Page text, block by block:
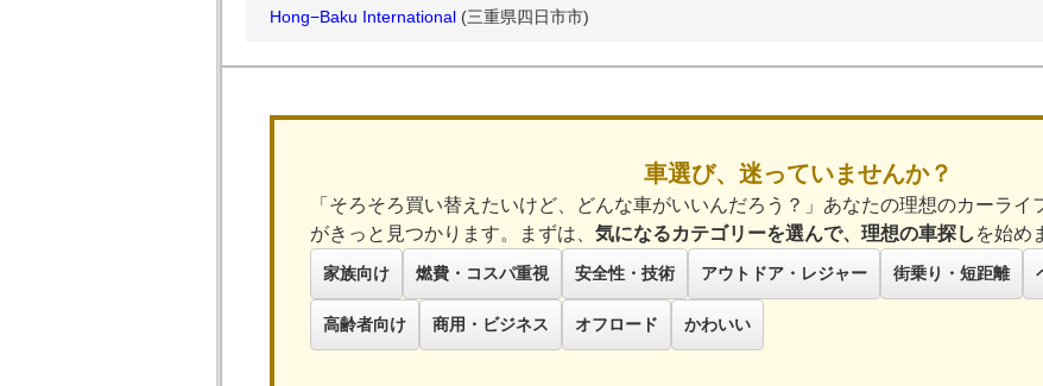
Hong−Baku International (三重県四日市市)
車選び、迷っていませんか？
「そろそろ買い替えたいけど、どんな車がいいんだろう？」あなたの理想のカーライ
がきっと見つかります。まずは、 気になるカテゴリーを選んで、理想の車探し を始め
家族向け 燃費・コスパ重視 安全性・技術 アウトドア・レジャー 街乗り・短距離
高齢者向け 商用・ビジネス オフロード かわいい